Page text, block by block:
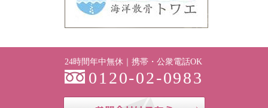
24時間年中無休｜携帯・公衆電話OK
0120-02-0983